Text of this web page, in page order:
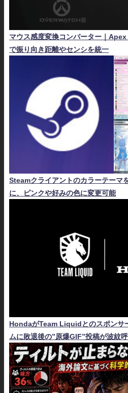
マウス感度変換コンバーター｜
で振り向き距離やセンシを統一
Steamクライアントのカラーテーマ
に、ピンクや好みの色に変更可能
HondaがTeam Liquidとのスポンサ
ムに敗退後の”原爆GIF”投稿が波紋